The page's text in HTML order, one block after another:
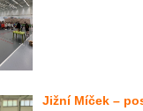
Jižní Míček –